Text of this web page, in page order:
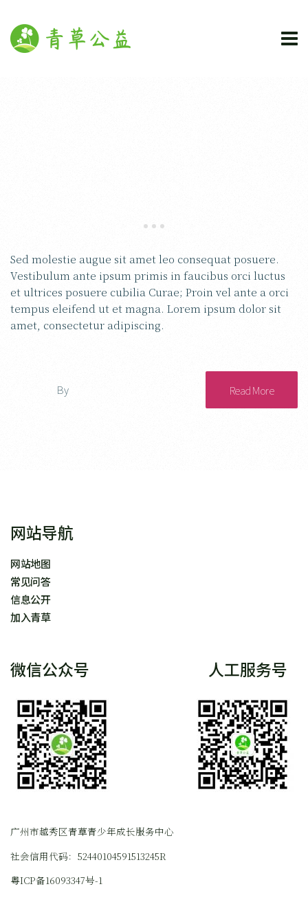
Sed molestie augue sit amet leo consequat posuere.
Vestibulum ante ipsum primis in faucibus orci luctus
et ultrices posuere cubilia Curae; Proin vel ante a orci
tempus eleifend ut et magna. Lorem ipsum dolor sit
amet, consectetur adipiscing.
By Read More
网站导航
网站地图
常见问答
信息公开
加入青草
微信公众号 人工服务号
广州市越秀区青草青少年成长服务中心
社会信用代码：52440104591513245R
粤ICP备16093347号-1